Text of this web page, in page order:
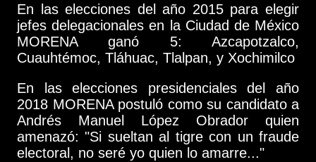
En las elecciones del año 2015 para elegir
jefes delegacionales en la Ciudad de México
MORENA ganó 5: Azcapotzalco,
Cuauhtémoc, Tláhuac, Tlalpan, y Xochimilco
En las elecciones presidenciales del año
2018 MORENA postuló como su candidato a
Andrés Manuel López Obrador quien
amenazó: "Si sueltan al tigre con un fraude
electoral, no seré yo quien lo amarre..."